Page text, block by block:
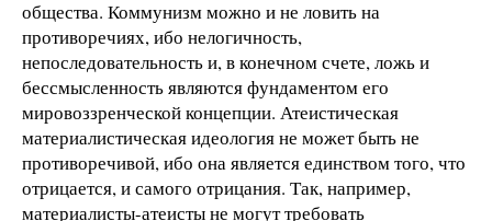
общества. Коммунизм можно и не ловить на
противоречиях, ибо нелогичность,
непоследовательность и, в конечном счете, ложь и
бессмысленность являются фундаментом его
мировоззренческой концепции. Атеистическая
материалистическая идеология не может быть не
противоречивой, ибо она является единством того, что
отрицается, и самого отрицания. Так, например,
материалисты-атеисты не могут требовать